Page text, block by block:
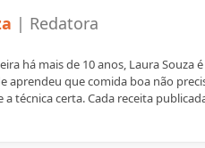
há mais de 10 anos, Laura Souza
aprendeu que comida boa não
técnica certa. Cada receita